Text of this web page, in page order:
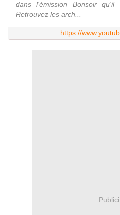
dans l'émission Bonsoir
Retrouvez les arch...
https://